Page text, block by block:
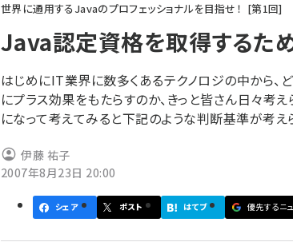
ン
く
ず
世界に通用するJavaのプロフェッショナルを目指せ！ 第1回
Java認定資格を取得するた
はじめにIT業界に数多くあるテクノロジの中から、
にプラス効果をもたらすのか、きっと皆さん日々考
になって考えてみると下記のような判断基準が考え
伊藤 祐子
2007年8月23日 20:00
シェア ポスト はてブ 優先するニ